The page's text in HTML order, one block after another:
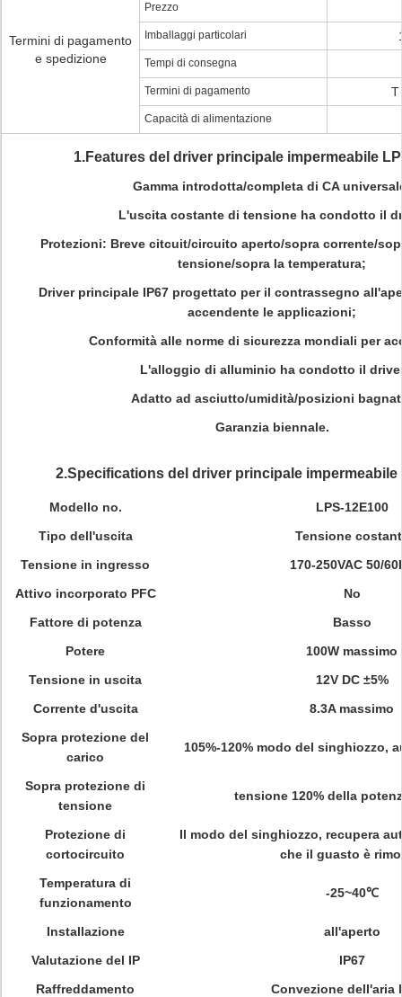
Termini di pagamento
e spedizione
Prezzo
Imballaggi particolari
Tempi di consegna
Termini di pagamento T
Capacità di alimentazione
1.Features del driver principale impermeabile
Gamma introdotta/completa di CA
L'uscita costante di tensione ha condotto il
Protezioni: Breve citcuit/circuito aperto/sopra corrente/
tensione/sopra la temperatura;
Driver principale IP67 progettato per il contrassegno
accendente le applicazioni;
Conformità alle norme di sicurezza mondiali per
L'alloggio di alluminio ha condotto il
Adatto ad asciutto/umidità/posizioni
Garanzia biennale.
2.Specifications del driver principale impermeabile
Modello no.
LPS-12E100
Tipo dell'uscita
Tensione
Tensione in ingresso
170-250VAC 50/
Attivo incorporato PFC
No
Fattore di potenza
Basso
Potere
100W massimo
Tensione in uscita
12V DC ±5%
Corrente d'uscita
8.3A massimo
Sopra protezione del
carico
105%-120% modo del singhiozzo,
Sopra protezione di
tensione
tensione 120% della
Protezione di
cortocircuito
Il modo del singhiozzo, recupera
che il guasto è
Temperatura di
funzionamento
-25~40℃
Installazione
all'aperto
Valutazione del IP
IP67
Raffreddamento
Convezione dell'aria